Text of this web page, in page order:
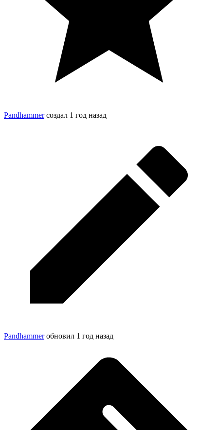
Pandhammerсоздал 1 год назад
Pandhammerобновил 1 год назад